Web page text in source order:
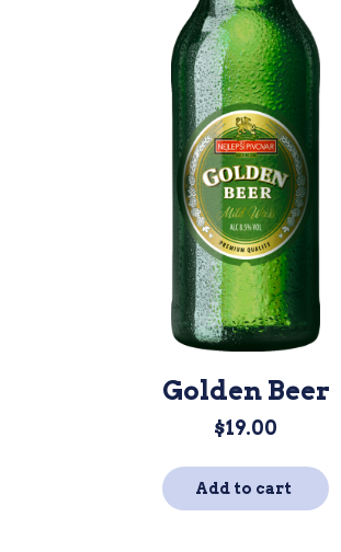
Golden Beer
$19.00
Add to cart